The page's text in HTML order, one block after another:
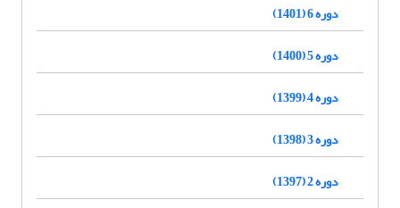
دوره 6 (1401)
دوره 5 (1400)
دوره 4 (1399)
دوره 3 (1398)
دوره 2 (1397)